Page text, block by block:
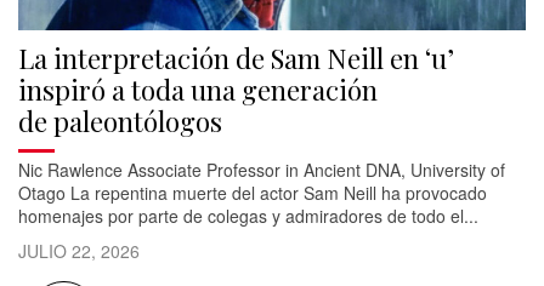
La interpretación de Sam Neill en ‘u’
inspiró a toda una generación
de paleontólogos
Nic Rawlence Associate Professor in Ancient DNA, University of
Otago La repentina muerte del actor Sam Neill ha provocado
homenajes por parte de colegas y admiradores de todo el...
JULIO 22, 2026